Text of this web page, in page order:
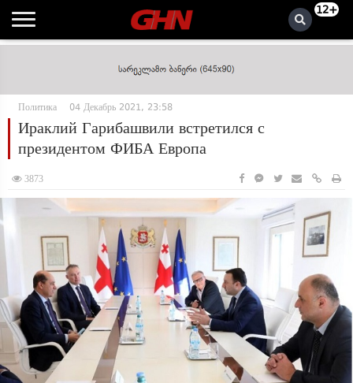
12+
Политика 04 Декабрь 2021, 23:58
Ираклий Гарибашвили встретился с
президентом ФИБА Европа
3873